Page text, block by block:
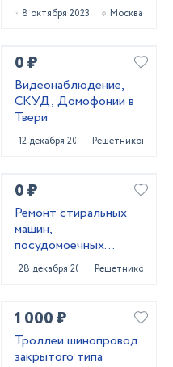
8 октября 2023 Москва
0 ₽
Видеонаблюдение,
СКУД, Домофонии в
Твери
12 декабря 2021 Решетниково
0 ₽
Ремонт стиральных
машин,
посудомоечных
машин,
холодильников в
28 декабря 2020 Решетниково
1 000 ₽
Троллеи шинопровод
закрытого типа